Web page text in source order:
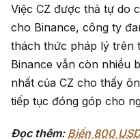
Việc CZ được thả tự do
cho Binance, công ty
thách thức pháp lý trên
Binance vẫn còn nhiều
nhất của CZ cho thấy
tiếp tục đóng góp cho
Đọc thêm: Biến 800